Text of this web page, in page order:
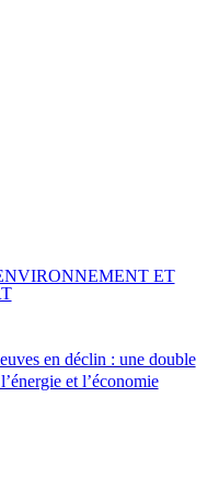
en déclin : une double
et l’économie
ET